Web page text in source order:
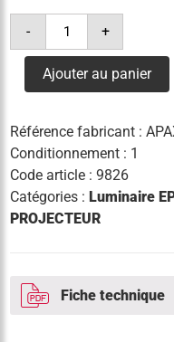
-
quantité
projecteur
xl
396
5700°k
226500lm
+
Ajouter au panier
Référence fabricant :
Conditionnement : 1
Code article :9826
Catégories :Luminaire
PROJECTEUR
Fiche technique